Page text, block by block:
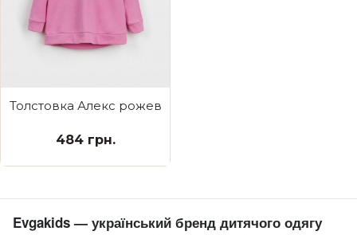
Толстовка Алекс рожева Красуня
484 грн.
Evgakids — український бренд дитячого одягу